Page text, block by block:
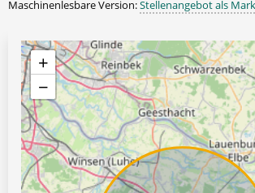
Maschinenlesbare Version:Stellenangebot als
+
−